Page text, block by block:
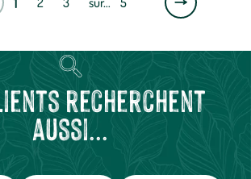
suivante
recherchent
aussi...